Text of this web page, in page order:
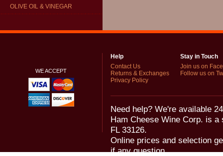
OLIVE OIL & VINEGAR
WE ACCEPT
Help
Stay in Touch
Contact Us
Returns & Exchanges
Privacy Policy
Join us on
Follow us on
Need help? We're available
Ham Cheese Wine Corp. is
FL 33126.
Online prices and selection
if any question.